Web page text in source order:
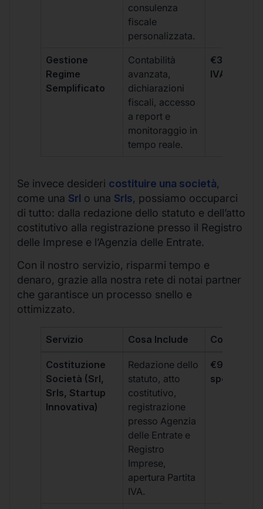
consulenza
fiscale
personalizzata.
Gestione
Regime
Semplificato
Contabilità
avanzata,
dichiarazioni
fiscali, accesso
a report e
monitoraggio in
tempo reale.
€333 +
IVA/
Se invece desideri costituire una società,
come una Srl o una Srls, possiamo occuparci
di tutto: dalla redazione dello statuto e dell’atto
costitutivo alla registrazione presso il Registro
delle Imprese e l’Agenzia delle Entrate.
Con il nostro servizio, risparmi tempo e
denaro, grazie alla nostra rete di notai partner
che garantisce un processo snello e
ottimizzato.
Servizio Cosa Include Costo
Costituzione
Società (Srl,
Srls, Startup
Innovativa)
Redazione dello
statuto, atto
costitutivo,
registrazione
presso Agenzia
delle Entrate e
Registro
Imprese,
apertura Partita
IVA.
€99 + IVA
spese